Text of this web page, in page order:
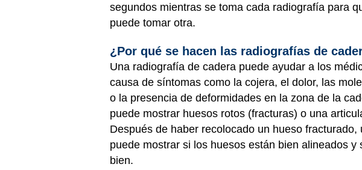
segundos mientras se toma cada radiografía para
puede tomar otra.
¿Por qué se hacen las radiografías de
Una radiografía de cadera puede ayudar a los
causa de síntomas como la cojera, el dolor, las
o la presencia de deformidades en la zona de la
puede mostrar huesos rotos (fracturas) o una
Después de haber recolocado un hueso fracturado,
puede mostrar si los huesos están bien alineados y
bien.